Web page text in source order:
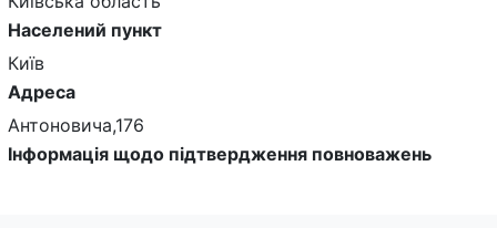
Населений пункт
Київ
Адреса
Антоновича,176
Інформація щодо підтвердження повноважень